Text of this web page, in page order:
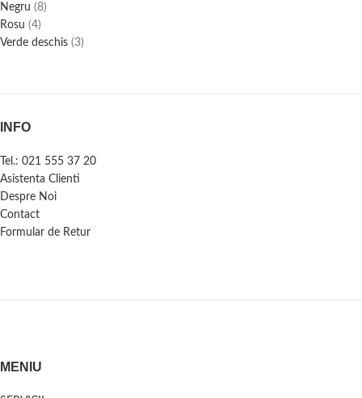
Negru (8)
Rosu (4)
Verde deschis (3)
INFO
Tel.: 021 555 37 20
Asistenta Clienti
Despre Noi
Contact
Formular de Retur
MENIU